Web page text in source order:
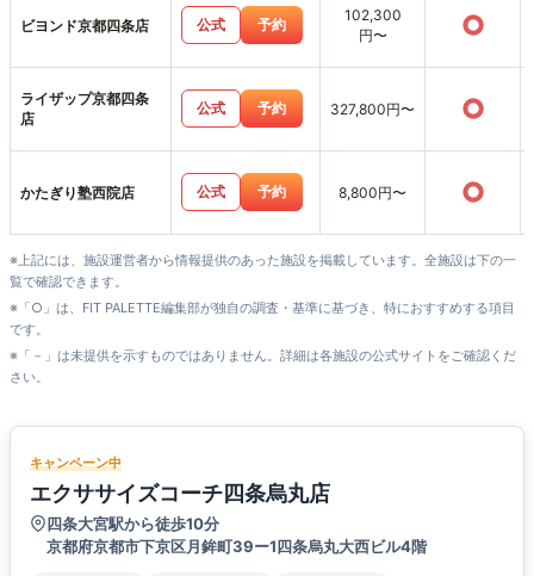
ビヨンド京都四条店 公式 予約
102,300
円〜
○
ライザップ京都四条
店
公式 予約 327,800円〜 ○
かたぎり塾西院店 公式 予約 8,800円〜 ○
※上記には、施設運営者から情報提供のあった施設を掲載しています。全施設は下の一
覧で確認できます。
※「○」は、FIT PALETTE編集部が独自の調査・基準に基づき、特におすすめする項目
です。
※「－」は未提供を示すものではありません。詳細は各施設の公式サイトをご確認くだ
さい。
キャンペーン中
エクササイズコーチ四条烏丸店
四条大宮駅から徒歩10分
京都府京都市下京区月鉾町39ー1四条烏丸大西ビル4階